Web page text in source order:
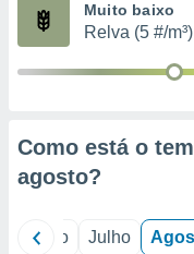
e
de
Muito baixo
Relva (5 #/m³)
Como está o
agosto?
Junho Julho